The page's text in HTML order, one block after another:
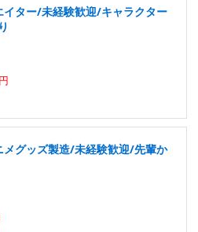
イター/未経験歓迎/キャラクター
メグッズ製造/未経験歓迎/先輩か